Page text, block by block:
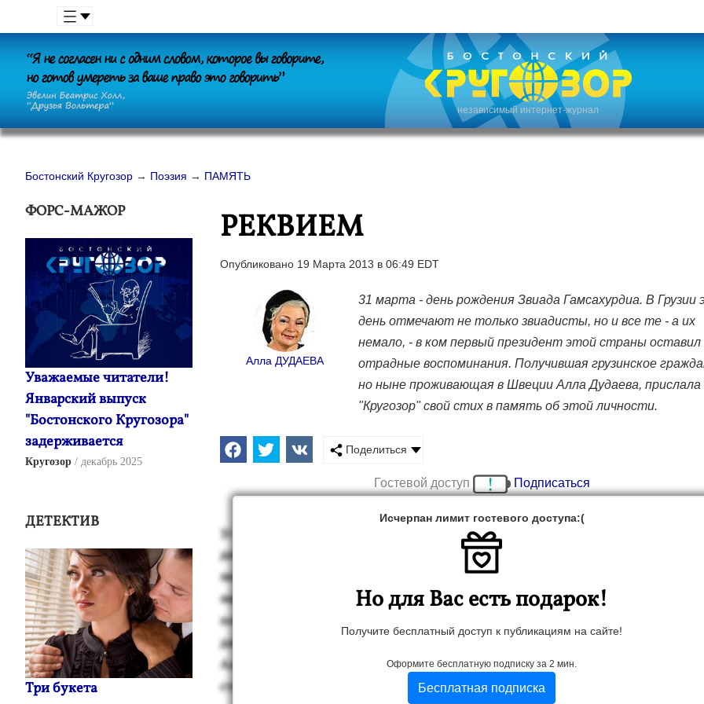
независимый интернет-журнал
Бостонский Кругозор → Поэзия → ПАМЯТЬ
РЕКВИЕМ
Опубликовано 19 Марта 2013 в 06:49 EDT
Алла ДУДАЕВА
31 марта - день рождения Звиада Гамсахурдиа. В Грузии
день отмечают не только звиадисты, но и все те - а их
немало, - в ком первый президент этой страны оставил
отрадные воспоминания. Получившая грузинское
но ныне проживающая в Швеции Алла Дудаева, прислала
"Кругозор" свой стих в память об этой личности.
Поделиться
Гостевой доступ Подписаться
Исчерпан лимит гостевого доступа:(
Но для Вас есть подарок!
Получите бесплатный доступ к публикациям на сайте!
Оформите бесплатную подписку за 2 мин.
Бесплатная подписка
31 мар­та - день рож­де­ния Зви­ада Гам­са­хур­
диа. В Гру­зии этот день от­ме­чат не толь­ко
зви­адис­ты, но и все те, в ком пер­вый пре­
зидент этой стра­ны ос­та­вил от­радные вос­
по­мина­ния. По­лучив­шая гру­зин­ское граж­
данс­тво, но ны­не про­жива­ющая в Шве­ции
Ал­ла Ду­да­ева, прис­ла­ла в "Кру­гозор" свой
стих в па­мять об этой лич­ности.
ФОРС-МАЖОР
Уважаемые читатели!
Январский выпуск
"Бостонского Кругозора"
задерживается
Кругозор декабрь 2025
ДЕТЕКТИВ
Три букета